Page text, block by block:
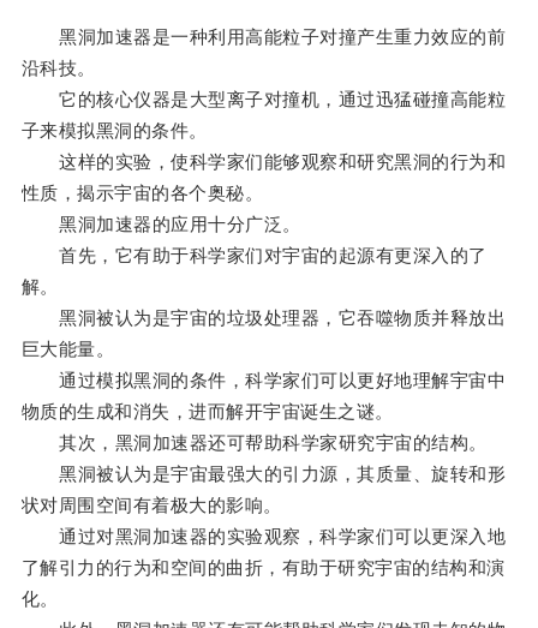
黑洞加速器是一种利用高能粒子对撞产生重力效应的前
沿科技。
它的核心仪器是大型离子对撞机，通过迅猛碰撞高能粒
子来模拟黑洞的条件。
这样的实验，使科学家们能够观察和研究黑洞的行为和
性质，揭示宇宙的各个奥秘。
黑洞加速器的应用十分广泛。
首先，它有助于科学家们对宇宙的起源有更深入的了
解。
黑洞被认为是宇宙的垃圾处理器，它吞噬物质并释放出
巨大能量。
通过模拟黑洞的条件，科学家们可以更好地理解宇宙中
物质的生成和消失，进而解开宇宙诞生之谜。
其次，黑洞加速器还可帮助科学家研究宇宙的结构。
黑洞被认为是宇宙最强大的引力源，其质量、旋转和形
状对周围空间有着极大的影响。
通过对黑洞加速器的实验观察，科学家们可以更深入地
了解引力的行为和空间的曲折，有助于研究宇宙的结构和演
化。